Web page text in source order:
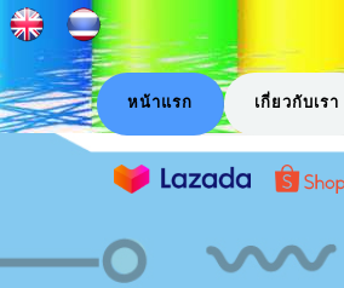
หน้าแรก เกี่ยวกับเรา